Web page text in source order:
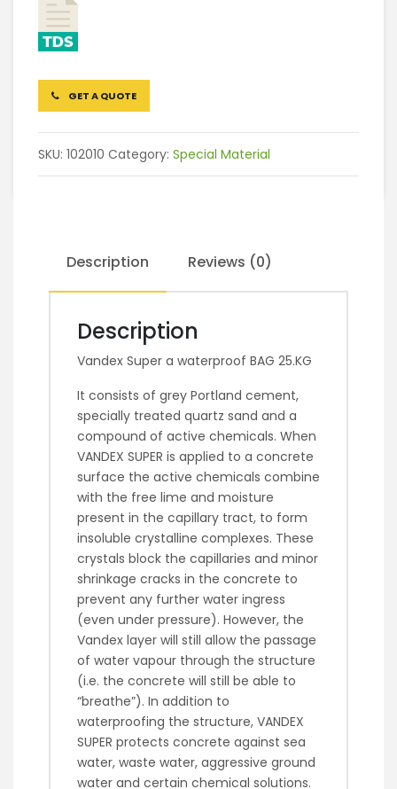
GET A QUOTE
SKU: 102010 Category: Special Material
Description Reviews (0)
Description
Vandex Super a waterproof BAG 25.KG
It consists of grey Portland cement,
specially treated quartz sand and a
compound of active chemicals. When
VANDEX SUPER is applied to a concrete
surface the active chemicals combine
with the free lime and moisture
present in the capillary tract, to form
insoluble crystalline complexes. These
crystals block the capillaries and minor
shrinkage cracks in the concrete to
prevent any further water ingress
(even under pressure). However, the
Vandex layer will still allow the passage
of water vapour through the structure
(i.e. the concrete will still be able to
“breathe”). In addition to
waterproofing the structure, VANDEX
SUPER protects concrete against sea
water, waste water, aggressive ground
water and certain chemical solutions.